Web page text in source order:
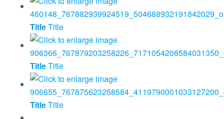
TitleTitle
TitleTitle
TitleTitle